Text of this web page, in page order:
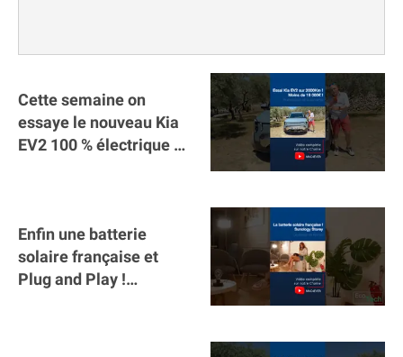
Cette semaine on
essaye le nouveau Kia
EV2 100 % électrique ⚡️!
Enfin une batterie
solaire française et
Plug and Play !